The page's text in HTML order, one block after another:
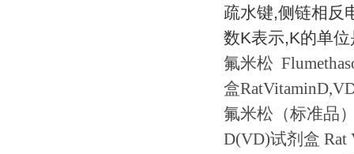
疏水键,侧链相反
数K表示,K的单位
氟米松
盒
氟米松（标准品
D(VD)试剂盒 Rat